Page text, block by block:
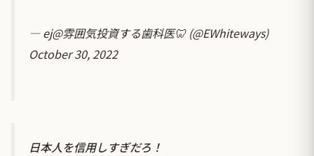
— ej@雰囲気投資する歯科医🦷 (@EWhiteways)
October 30, 2022
日本人を信用しすぎだろ！